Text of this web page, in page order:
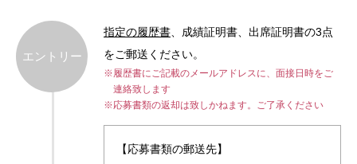
エントリー
指定の履歴書 、成績証明書、出席証明書の3点
をご郵送ください。
※履歴書にご記載のメールアドレスに、面接日時をご
連絡致します
※応募書類の返却は致しかねます。ご了承ください
【応募書類の郵送先】